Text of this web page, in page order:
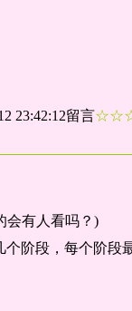
23:42:12留言
会有人看吗？)
阶段，每个阶段